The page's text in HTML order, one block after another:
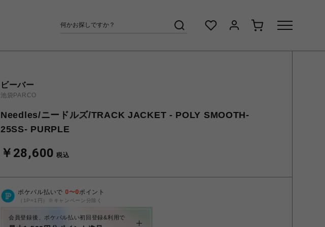
ビーバー
池袋PARCO
Needles/ニードルズ/TRACK JACKET - POLY SMOOTH-
25SS- PURPLE
￥28,600 税込
ポケパル払いで 0〜0ポイント
（1P=1円）※キャンペーン分除く
会員登録後、ポケパル払い初回登録&利用で